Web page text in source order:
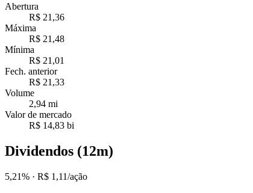
Abertura
R$ 21,36
Máxima
R$ 21,48
Mínima
R$ 21,01
Fech. anterior
R$ 21,33
Volume
2,94 mi
Valor de mercado
R$ 14,83 bi
Dividendos (12m)
5,21% · R$ 1,11/ação